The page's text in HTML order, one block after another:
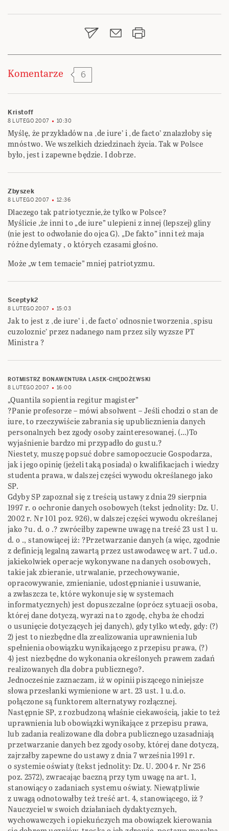
wpisu
Komentarze 6
Kristoff
8 LUTEGO 2007 10:30
Myślę, że przykładów na ‚de iure’ i ‚de facto’ znalazłoby się
mnóstwo. We wszelkich dziedzinach życia. Tak w Polsce
było, jest i zapewne będzie. I dobrze.
Zbyszek
8 LUTEGO 2007 12:36
Dlaczego tak patriotycznie,że tylko w Polsce?
Myślicie ,że inni to „de iure” ulepieni z innej (lepszej) gliny
(nie jest to odwołanie do ojca G). „De fakto” inni też maja
różne dylematy , o których czasami głośno.
Może „w tem temacie” mniej patriotyzmu.
Sceptyk2
8 LUTEGO 2007 15:03
Jak to jest z ‚de iure’ i ‚de facto’ odnosnie tworzenia ‚spisu
cuzoloznic’ przez nadanego nam przez sily wyzsze PT
Ministra ?
ROTMISTRZ BONAWENTURA LASEK-CHĘDOŻEWSKI
8 LUTEGO 2007
16:00
„Quantila sopientia regitur magister”
?Panie profesorze – mówi absolwent – Jeśli chodzi o stan de
iure, to rzeczywiście zabrania się upublicznienia danych
personalnych bez zgody osoby zainteresowanej. (…)To
wyjaśnienie bardzo mi przypadło do gustu.?
Niestety, muszę popsuć dobre samopoczucie Gospodarza,
jak i jego opinię (jeżeli taką posiada) o kwalifikacjach i wiedzy
studenta prawa, w dalszej części wywodu określanego jako
SP.
Gdyby SP zapoznał się z treścią ustawy z dnia 29 sierpnia
1997 r. o ochronie danych osobowych (tekst jednolity: Dz. U.
2002 r. Nr 101 poz. 926), w dalszej części wywodu określanej
jako ?u. d. o .? zwróciłby zapewne uwagę na treść 23 ust 1 u.
d. o ., stanowiącej iż: ?Przetwarzanie danych (a więc, zgodnie
z definicją legalną zawartą przez ustawodawcę w art. 7 ud.o.
jakiekolwiek operacje wykonywane na danych osobowych,
takie jak zbieranie, utrwalanie, przechowywanie,
opracowywanie, zmienianie, udostępnianie i usuwanie,
a zwłaszcza te, które wykonuje się w systemach
informatycznych) jest dopuszczalne (oprócz sytuacji osoba,
której dane dotyczą, wyrazi na to zgodę, chyba że chodzi
o usunięcie dotyczących jej danych), gdy tylko wtedy, gdy: (?)
2) jest to niezbędne dla zrealizowania uprawnienia lub
spełnienia obowiązku wynikającego z przepisu prawa, (?)
4) jest niezbędne do wykonania określonych prawem zadań
realizowanych dla dobra publicznego?.
Jednocześnie zaznaczam, iż w opinii piszącego niniejsze
słowa przesłanki wymienione w art. 23 ust. 1 u.d.o.
połączone są funktorem alternatywy rozłącznej.
Następnie SP, z rozbudzoną właśnie ciekawością, jakie to też
uprawnienia lub obowiązki wynikające z przepisu prawa,
lub zadania realizowane dla dobra publicznego uzasadniają
przetwarzanie danych bez zgody osoby, której dane dotyczą,
zajrzałby zapewne do ustawy z dnia 7 września 1991 r.
o systemie oświaty (tekst jednolity: Dz. U. 2004 r. Nr 256
poz. 2572), zwracając baczną przy tym uwagę na art. 1,
stanowiący o zadaniach systemu oświaty. Niewątpliwie
z uwagą odnotowałby też treść art. 4, stanowiącego, iż ?
Nauczyciel w swoich działaniach dydaktycznych,
wychowawczych i opiekuńczych ma obowiązek kierowania